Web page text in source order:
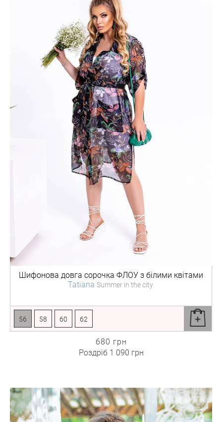
Шифонова довга сорочка ФЛОУ з білими квітами
Tatiana Summer in the city
56 58 60 62
680 грн
Роздріб 1 090 грн